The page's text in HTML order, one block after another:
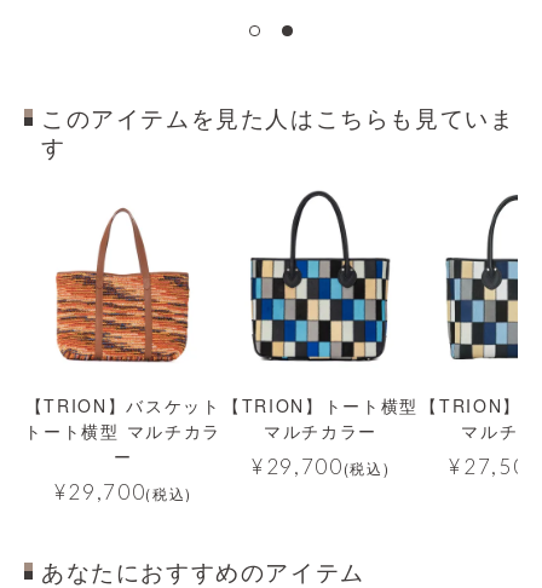
このアイテムを見た人はこちらも見ていま
す
【TRION】バスケット
トート横型 マルチカラ
ー
¥29,700(税込)
【TRION】トート横型
マルチカラー
¥ 29,700(税込)
【TRION】
マルチ
¥ 27,500
あなたにおすすめのアイテム